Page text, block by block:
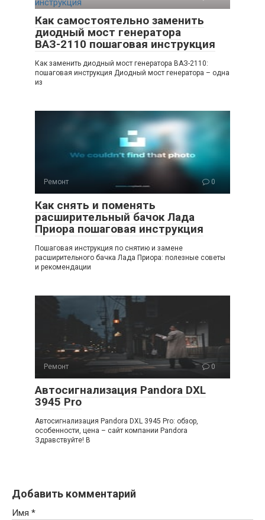
Как самостоятельно заменить
диодный мост генератора
ВАЗ-2110 пошаговая инструкция
Как заменить диодный мост генератора ВАЗ-2110:
пошаговая инструкция Диодный мост генератора – одна
из
Ремонт 0
Как снять и поменять
расширительный бачок Лада
Приора пошаговая инструкция
Пошаговая инструкция по снятию и замене
расширительного бачка Лада Приора: полезные советы
и рекомендации
Ремонт 0
Автосигнализация Pandora DXL
3945 Pro
Автосигнализация Pandora DXL 3945 Pro: обзор,
особенности, цена – сайт компании Pandora
Здравствуйте! В
Добавить комментарий
Имя *